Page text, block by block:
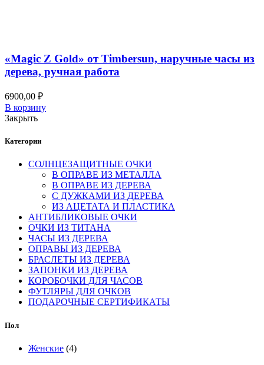
«Magic Z Gold» от Timbersun, наручные часы из
дерева, ручная работа
6900,00 ₽
В корзину
Закрыть
Категории
СОЛНЦЕЗАЩИТНЫЕ ОЧКИ
В ОПРАВЕ ИЗ МЕТАЛЛА
В ОПРАВЕ ИЗ ДЕРЕВА
С ДУЖКАМИ ИЗ ДЕРЕВА
ИЗ АЦЕТАТА И ПЛАСТИКА
АНТИБЛИКОВЫЕ ОЧКИ
ОЧКИ ИЗ ТИТАНА
ЧАСЫ ИЗ ДЕРЕВА
ОПРАВЫ ИЗ ДЕРЕВА
БРАСЛЕТЫ ИЗ ДЕРЕВА
ЗАПОНКИ ИЗ ДЕРЕВА
КОРОБОЧКИ ДЛЯ ЧАСОВ
ФУТЛЯРЫ ДЛЯ ОЧКОВ
ПОДАРОЧНЫЕ СЕРТИФИКАТЫ
Пол
Женские (4)